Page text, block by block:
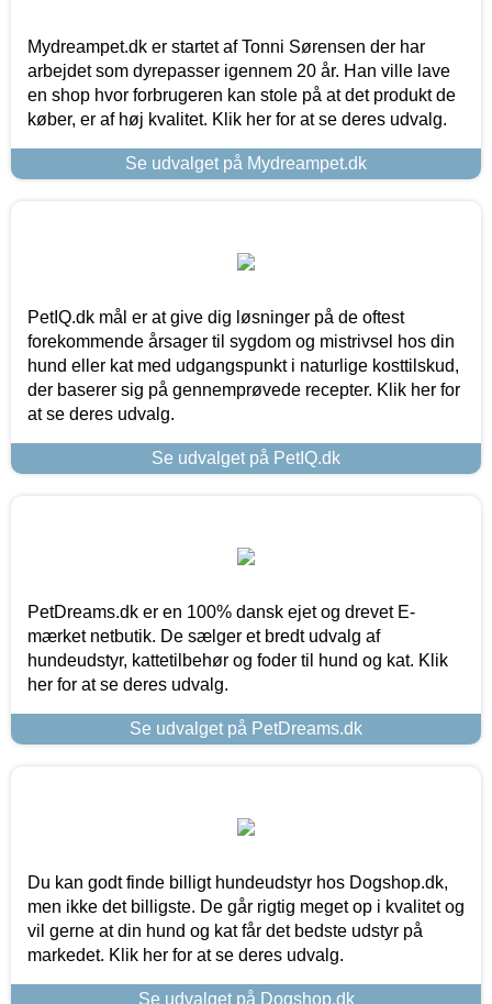
Mydreampet.dk er startet af Tonni Sørensen der har
arbejdet som dyrepasser igennem 20 år. Han ville lave
en shop hvor forbrugeren kan stole på at det produkt de
køber, er af høj kvalitet. Klik her for at se deres udvalg.
Se udvalget på Mydreampet.dk
PetIQ.dk mål er at give dig løsninger på de oftest
forekommende årsager til sygdom og mistrivsel hos din
hund eller kat med udgangspunkt i naturlige kosttilskud,
der baserer sig på gennemprøvede recepter. Klik her for
at se deres udvalg.
Se udvalget på PetIQ.dk
PetDreams.dk er en 100% dansk ejet og drevet E-
mærket netbutik. De sælger et bredt udvalg af
hundeudstyr, kattetilbehør og foder til hund og kat. Klik
her for at se deres udvalg.
Se udvalget på PetDreams.dk
Du kan godt finde billigt hundeudstyr hos Dogshop.dk,
men ikke det billigste. De går rigtig meget op i kvalitet og
vil gerne at din hund og kat får det bedste udstyr på
markedet. Klik her for at se deres udvalg.
Se udvalget på Dogshop.dk